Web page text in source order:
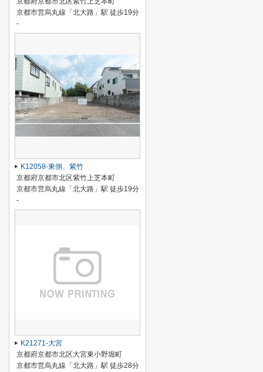
京都市営烏丸線「北大路」駅 徒歩19分
-
K12058-東側、紫竹
京都府京都市北区紫竹上芝本町
京都市営烏丸線「北大路」駅 徒歩19分
-
K21271-大宮
京都府京都市北区大宮東小野堀町
京都市営烏丸線「北大路」駅 徒歩28分